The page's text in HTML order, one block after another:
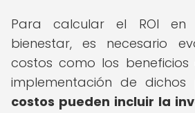
Para calcular el ROI en
bienestar, es necesario
costos como los
implementación de dichos
costos pueden incluir la